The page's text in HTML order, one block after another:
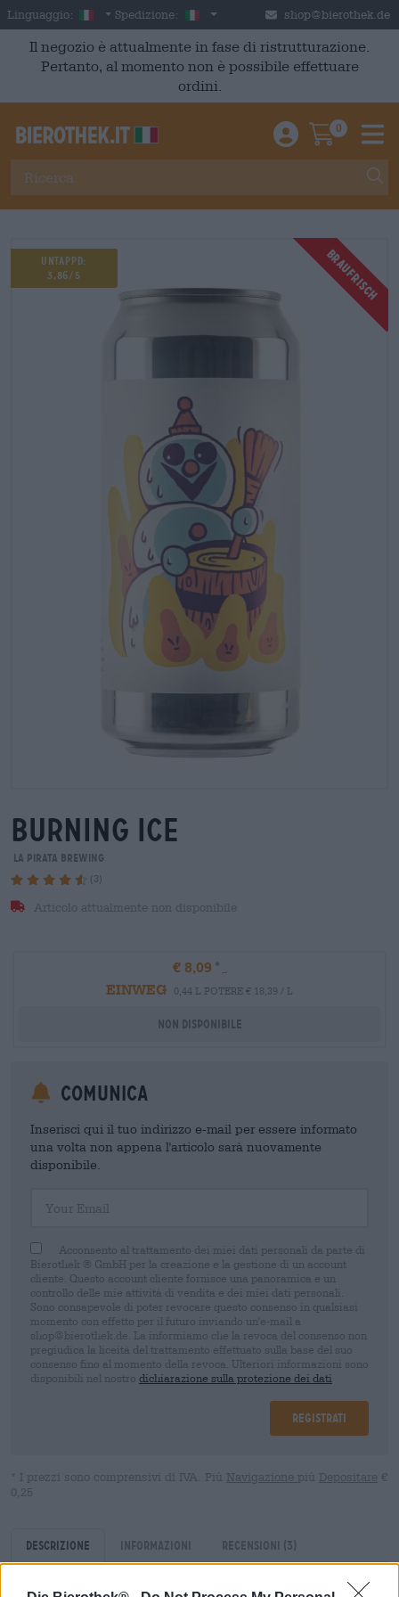
Skip to main content
Linguaggio: Italian
Spedizione: Italia shop@bierothek.de
Il negozio è attualmente in fase di ristrutturazione.
Pertanto, al momento non è possibile effettuare
ordini.
Einloggen /
0
Braufrisch
Untappd:
3,86/5
burning ice
La Pirata Brewing
(3)
Articolo attualmente non disponibile
€ 8,09
EINWEG
0,44 L POTERE € 18,39 / L
Non disponibile
Comunica
Inserisci qui il tuo indirizzo e-mail per essere informato
una volta non appena l'articolo sarà nuovamente
disponibile.
Acconsento al trattamento dei miei dati personali da parte di
Bierothek ® GmbH per la creazione e la gestione di un account
cliente. Questo account cliente fornisce una panoramica e un
controllo delle mie attività di vendita e dei miei dati personali.
Sono consapevole di poter revocare questo consenso in qualsiasi
momento con effetto per il futuro inviando un'e-mail a
shop@bierothek.de. La informiamo che la revoca del consenso non
pregiudica la liceità del trattamento effettuato sulla base del suo
consenso fino al momento della revoca. Ulteriori informazioni sono
disponibili nel nostro dichiarazione sulla protezione dei dati
Registrati
* I prezzi sono comprensivi di IVA. Più Navigazione più Depositare €
0,25
Descrizione Informazioni Recensioni (3)